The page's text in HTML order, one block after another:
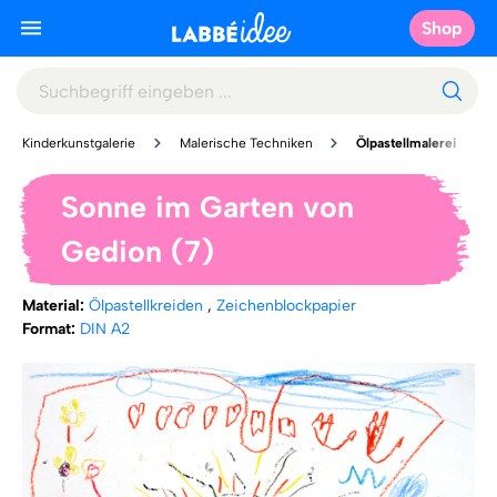
Shop
Kinderkunstgalerie Malerische Techniken Ölpastellmalerei
Sonne im Garten von
Gedion (7)
Material: Ölpastellkreiden , Zeichenblockpapier
Format: DIN A2